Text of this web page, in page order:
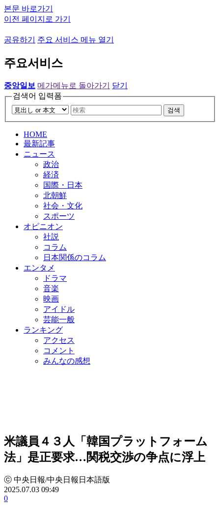
본문 바로가기
이전 페이지로 가기
공유하기 주요 서비스 메뉴 열기
주요서비스
중앙일보 메가메뉴로 돌아가기
닫기
검색어 입력폼
검색
HOME
最新記事
ニュース
政治
経済
国際・日本
北朝鮮
社会・文化
スポーツ
オピニオン
社説
コラム
日本関係のコラム
エンタメ
ドラマ
音楽
映画
アイドル
芸能一般
ランキング
アクセス
コメント
みんなの感想
米議員４３人「韓国プラットフォーム
法」是正要求…関税交渉の争点に浮上
ⓒ 中央日報/中央日報日本語版
2025.07.03 09:49
0